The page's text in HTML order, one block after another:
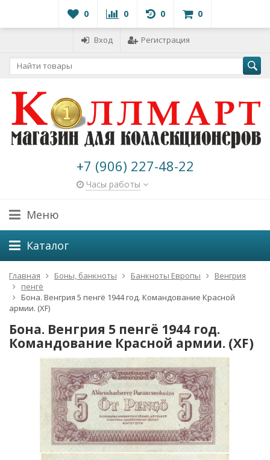
0 0 0 0
Вход Регистрация
+7 (906) 227-48-22
Часы работы
Меню
Каталог
Главная Боны, банкноты Банкноты Европы
Венгрия
пенгё
Бона. Венгрия 5 пенгё 1944 год. Командование Красной
армии. (XF)
Бона. Венгрия 5 пенгё 1944 год.
Командование Красной армии. (XF)